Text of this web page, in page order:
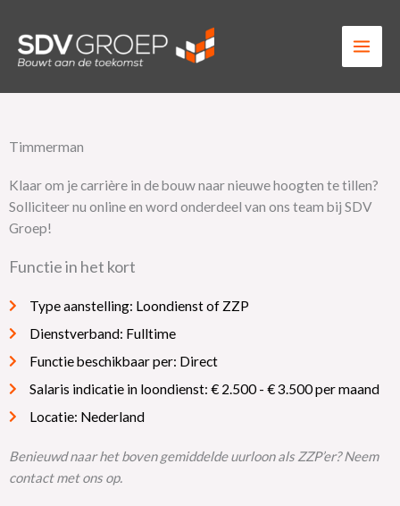
naar
Timmerman
Klaar om je carrière in de bouw naar nieuwe hoogten te tillen?
Solliciteer nu online en word onderdeel van ons team bij SDV
Groep!
Functie in het kort
Type aanstelling: Loondienst of ZZP
Dienstverband: Fulltime
Functie beschikbaar per: Direct
Salaris indicatie in loondienst: € 2.500 - € 3.500 per maand
Locatie: Nederland
Benieuwd naar het boven gemiddelde uurloon als ZZP’er? Neem
contact met ons op.